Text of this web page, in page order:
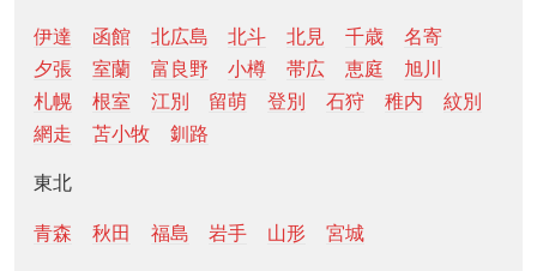
伊達 函館 北広島 北斗 北見 千歳
名寄
夕張
室蘭 富良野 小樽 帯広 恵庭
旭川
札幌
根室 江別 留萌 登別 石狩 稚内
紋別
網走
苫小牧 釧路
東北
青森 秋田 福島 岩手 山形 宮城